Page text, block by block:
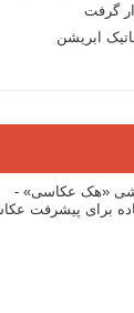
گرفت
ابریشن
«هک عکاسی» -
برای پیشرفت